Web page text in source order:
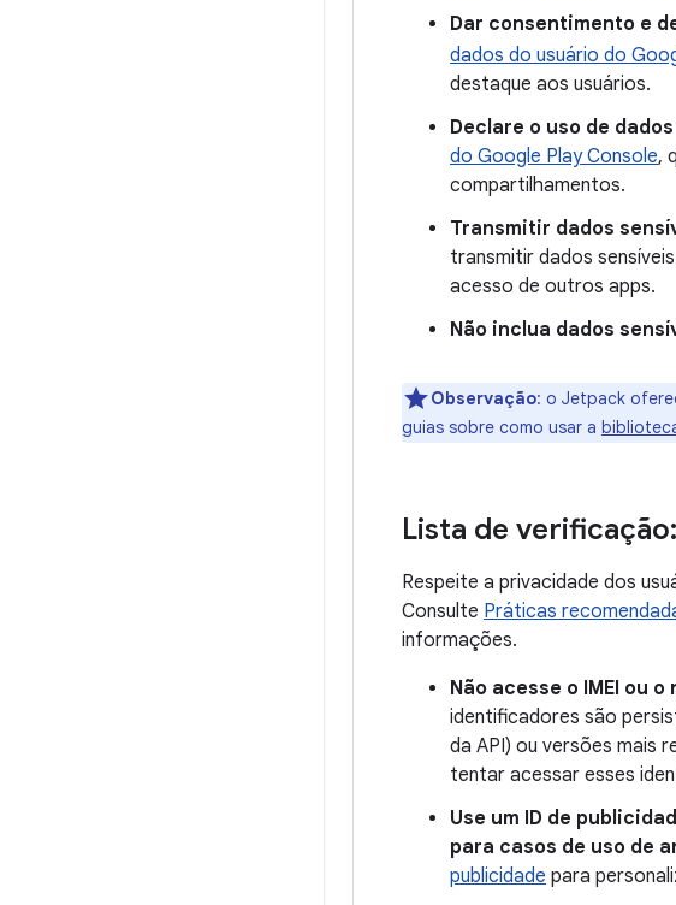
Dar consentimento e
dados do usuário do
destaque aos usuários.
Declare o uso de
do Google Play Console,
compartilhamentos.
Transmitir dados
transmitir dados
acesso de outros apps.
Não inclua dados
Observação: o Jetpack
guias sobre como usar a
Lista de
Respeite a privacidade dos
Consulte Práticas
informações.
Não acesse o IMEI ou
identificadores são
da API) ou versões mais
tentar acessar esses
Use um ID de
para casos de uso de
publicidade para